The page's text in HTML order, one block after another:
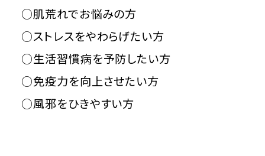
○肌荒れでお悩みの方
○ストレスをやわらげたい方
○生活習慣病を予防したい方
○免疫力を向上させたい方
○風邪をひきやすい方